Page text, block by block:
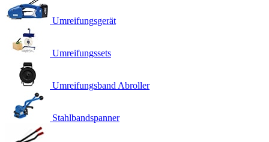
Umreifungsgerät
Umreifungssets
Umreifungsband Abroller
Stahlbandspanner